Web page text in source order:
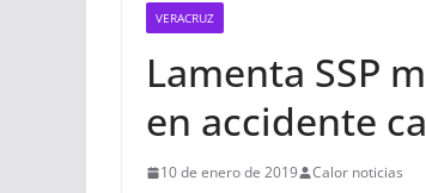
VERACRUZ
Lamenta SSP
en accidente
10 de enero de 2019 Calor noticias